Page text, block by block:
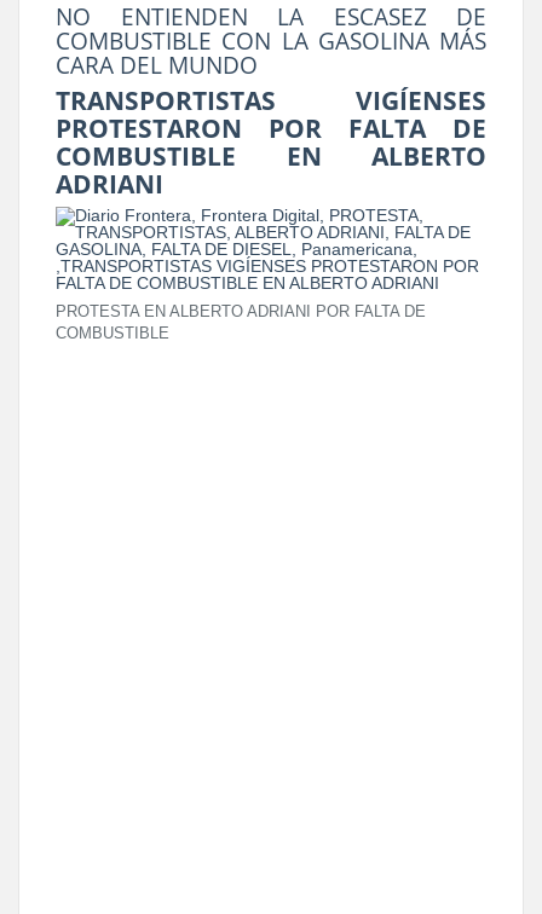
NO ENTIENDEN LA ESCASEZ DE
COMBUSTIBLE CON LA GASOLINA MÁS
CARA DEL MUNDO
TRANSPORTISTAS VIGÍENSES
PROTESTARON POR FALTA DE
COMBUSTIBLE EN ALBERTO
ADRIANI
PROTESTA EN ALBERTO ADRIANI POR FALTA DE
COMBUSTIBLE